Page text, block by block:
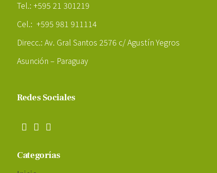
Tel.: +595 21 301219
Cel.: +595 981 911114
Direcc.: Av. Gral Santos 2576 c/ Agustín Yegros
Asunción – Paraguay
Redes Sociales
Categorías